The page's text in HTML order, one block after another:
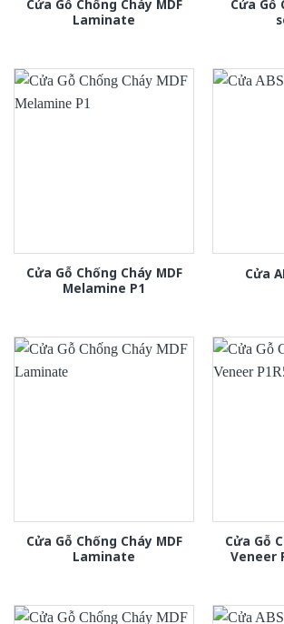
Cửa Gỗ Chống Cháy MDF
Laminate
Cửa Gỗ
Cửa Gỗ Chống Cháy MDF
Melamine P1
Cửa
Cửa Gỗ Chống Cháy MDF
Laminate
Cửa Gỗ
Veneer